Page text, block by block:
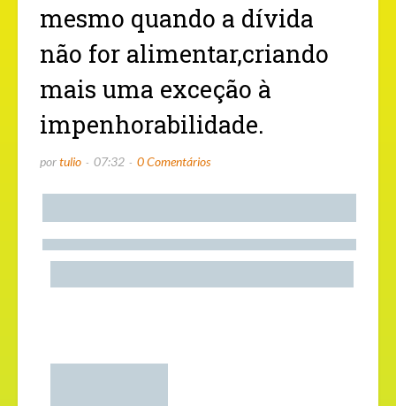
mesmo quando a dívida
não for alimentar,criando
mais uma exceção à
impenhorabilidade.
portulio 07:32 0 Comentários